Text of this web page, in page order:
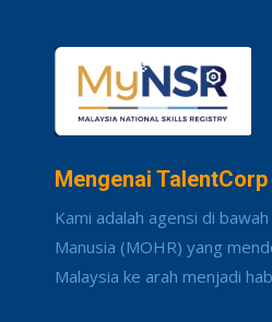
Mengenai TalentCorp
Kami adalah agensi di
Manusia (MOHR) yang
Malaysia ke arah menjadi